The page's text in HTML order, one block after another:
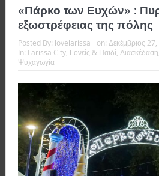
«Πάρκο των Ευχών» :
εξωστρέφειας της πόλης
Posted By: lovelarissa on: Δεκέμβριος
In: Larissa City, Γονείς & Παιδί, Διασκέδαση
Ψυχαγωγία